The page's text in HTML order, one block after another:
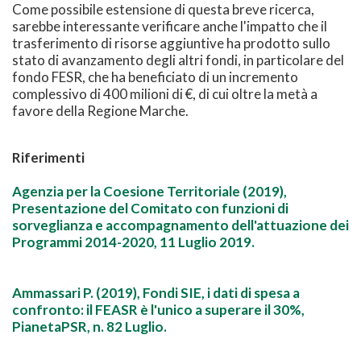
Come possibile estensione di questa breve ricerca,
sarebbe interessante verificare anche l'impatto che il
trasferimento di risorse aggiuntive ha prodotto sullo
stato di avanzamento degli altri fondi, in particolare del
fondo FESR, che ha beneficiato di un incremento
complessivo di 400 milioni di €, di cui oltre la metà a
favore della Regione Marche.
Riferimenti
Agenzia per la Coesione Territoriale (2019),
Presentazione del Comitato con funzioni di
sorveglianza e accompagnamento dell'attuazione dei
Programmi 2014-2020, 11 Luglio 2019.
Ammassari P. (2019), Fondi SIE, i dati di spesa a
confronto: il FEASR è l'unico a superare il 30%,
PianetaPSR, n. 82 Luglio.